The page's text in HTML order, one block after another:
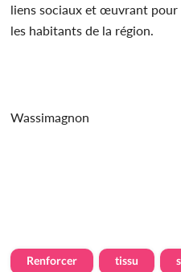
liens sociaux et œuvrant
les habitants de la région.
Wassimagnon
Renforcer tissu